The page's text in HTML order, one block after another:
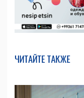
ЧИТАЙТЕ ТАКЖЕ